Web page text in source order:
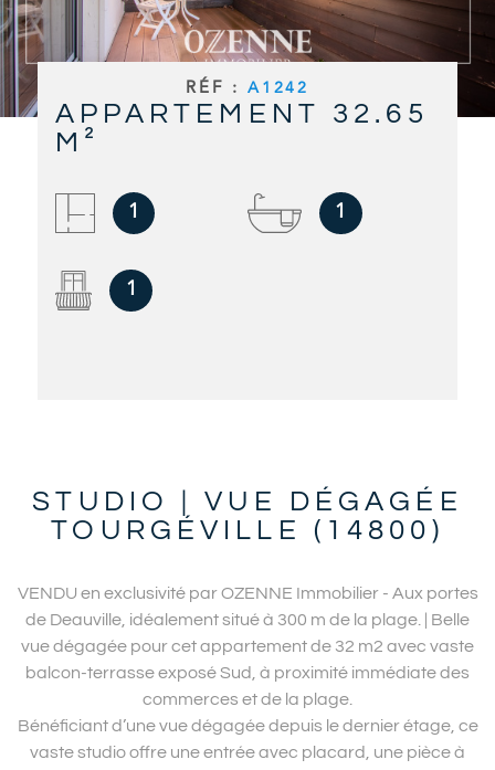
ALERTE
RÉF : A1242
APPARTEMENT 32.65
M²
1 1
1
STUDIO | VUE DÉGAGÉE
TOURGÉVILLE (14800)
VENDU en exclusivité par OZENNE Immobilier - Aux portes
de Deauville, idéalement situé à 300 m de la plage. | Belle
vue dégagée pour cet appartement de 32 m2 avec vaste
balcon-terrasse exposé Sud, à proximité immédiate des
commerces et de la plage.
Bénéficiant d’une vue dégagée depuis le dernier étage, ce
vaste studio offre une entrée avec placard, une pièce à